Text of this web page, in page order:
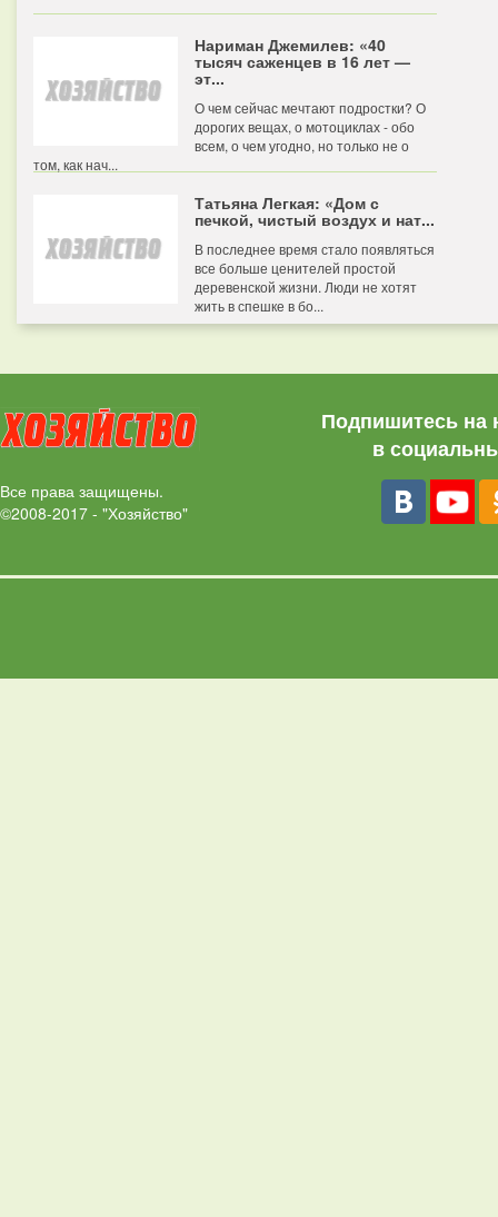
Нариман Джемилев: «40
тысяч саженцев в 16 лет —
эт...
О чем сейчас мечтают подростки? О
дорогих вещах, о мотоциклах - обо
всем, о чем угодно, но только не о
том, как нач...
Татьяна Легкая: «Дом с
печкой, чистый воздух и нат...
В последнее время стало появляться
все больше ценителей простой
деревенской жизни. Люди не хотят
жить в спешке в бо...
Все права защищены.
©2008-2017 - "Хозяйство"
Подпишитесь на
в